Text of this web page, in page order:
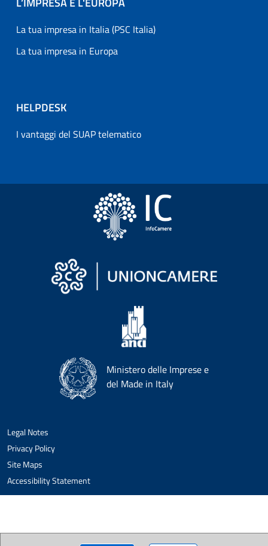
La tua impresa in Italia (PSC Italia)
La tua impresa in Europa
HELPDESK
I vantaggi del SUAP telematico
Ministero delle Imprese e
del Made in Italy
Legal Notes
Privacy Policy
Site Maps
Accessibility Statement